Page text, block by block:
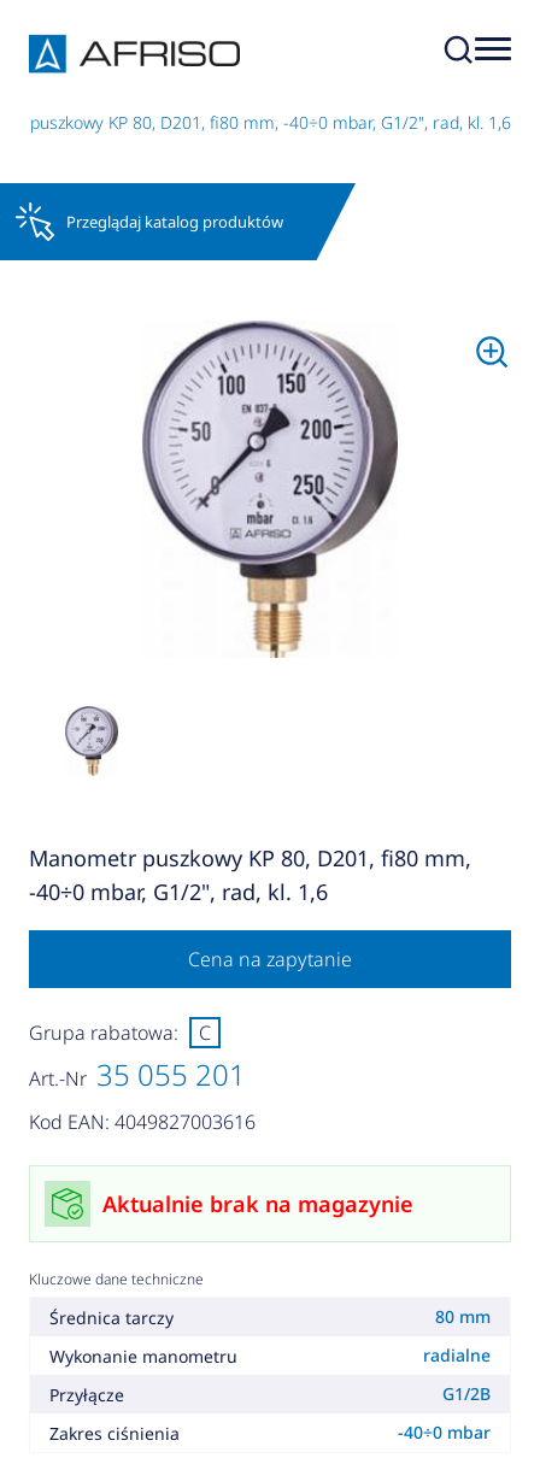
puszkowy KP 80, D201, fi80 mm, -40÷0 mbar, G1/2", rad, kl. 1,6
Przeglądaj katalog produktów
Manometr puszkowy KP 80, D201, fi80 mm,
-40÷0 mbar, G1/2", rad, kl. 1,6
Cena na zapytanie
Art.-Nr 35 055 201
Kod EAN: 4049827003616
Grupa rabatowa: C
Aktualnie brak na magazynie
Kluczowe dane techniczne
Średnica tarczy
80 mm
Wykonanie manometru
radialne
Przyłącze
G1/2B
Zakres ciśnienia
-40÷0 mbar